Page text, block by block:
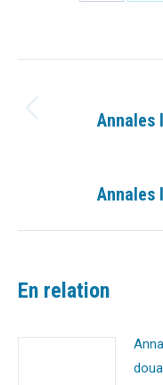
article
Annales
Annales
En relation